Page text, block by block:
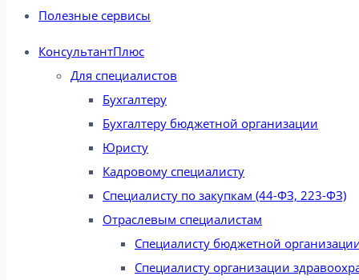
Полезные сервисы
КонсультантПлюс
Для специалистов
Бухгалтеру
Бухгалтеру бюджетной организации
Юристу
Кадровому специалисту
Специалисту по закупкам (44-ФЗ, 223-ФЗ)
Отраслевым специалистам
Специалисту бюджетной
Специалисту организации